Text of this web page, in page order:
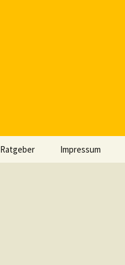
Ratgeber Impressum